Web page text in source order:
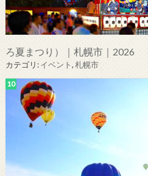
ろ夏まつり）｜札幌市｜2026
カテゴリ:イベント,札幌市